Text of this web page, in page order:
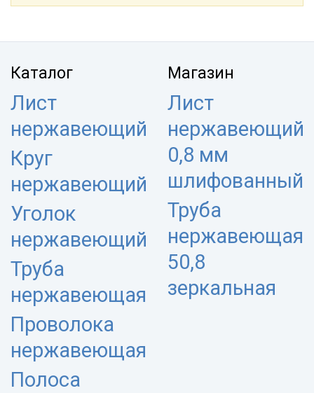
Каталог
Лист
нержавеющий
Круг
нержавеющий
Уголок
нержавеющий
Труба
нержавеющая
Проволока
нержавеющая
Полоса
Магазин
Лист
нержавеющий
0,8 мм
шлифованный
Труба
нержавеющая
50,8
зеркальная